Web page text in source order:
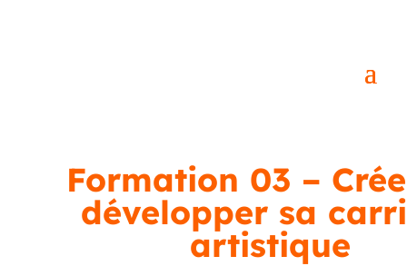
Formation 03 –
développer sa
artistique